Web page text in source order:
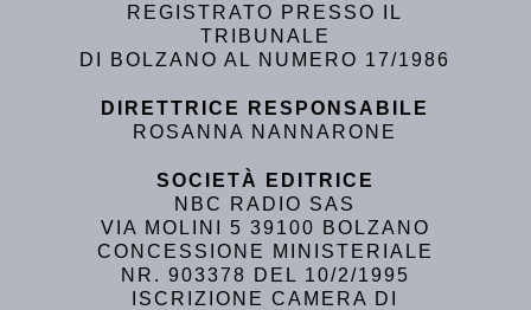
REGISTRATO PRESSO IL
TRIBUNALE
DI BOLZANO AL NUMERO 17/1986
DIRETTRICE RESPONSABILE
ROSANNA NANNARONE
SOCIETÀ EDITRICE
NBC RADIO SAS
VIA MOLINI 5 39100 BOLZANO
CONCESSIONE MINISTERIALE
NR. 903378 DEL 10/2/1995
ISCRIZIONE CAMERA DI